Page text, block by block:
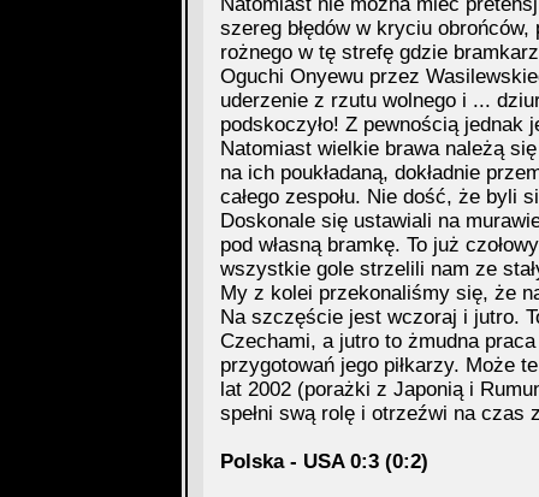
szereg błędów w kryciu
rożnego w tę strefę gdzie
Oguchi Onyewu przez
uderzenie z rzutu wolnego i ...
podskoczyło! Z pewnością jednak
Natomiast wielkie brawa należą
na ich poukładaną, dokładnie
całego zespołu. Nie dość, że byli
Doskonale się ustawiali na
pod własną bramkę. To już
wszystkie gole strzelili nam ze
My z kolei przekonaliśmy się, że
Na szczęście jest wczoraj i jutro.
Czechami, a jutro to żmudna
przygotowań jego piłkarzy. Może
lat 2002 (porażki z Japonią i
spełni swą rolę i otrzeźwi na czas
Polska - USA 0:3 (0:2)